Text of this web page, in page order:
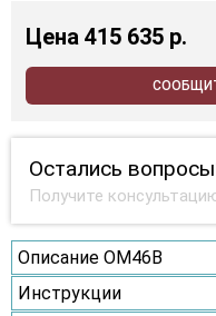
Цена 415 635 p.
Остались
Получите
Описание OM46B
Инструкции